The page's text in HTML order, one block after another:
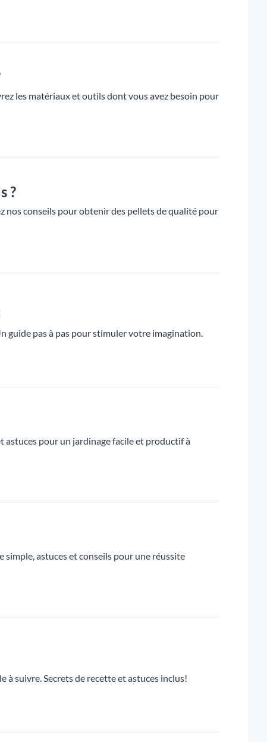
les matériaux et outils dont vous avez besoin pour
?
nos conseils pour obtenir des pellets de qualité pour
guide pas à pas pour stimuler votre imagination.
astuces pour un jardinage facile et productif à
simple, astuces et conseils pour une réussite
à suivre. Secrets de recette et astuces inclus!